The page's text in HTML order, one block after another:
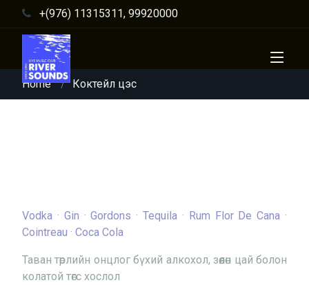
+(976) 11315311, 99920000
Home Коктейл цэс
Vodka · Gin · Gordons · Tequila · Rum Flor De Cana ·
Cointreau · Coca Cola
Таван төрлийн онцлог бүхий алкохол, зөөлөн цай болон
колатой төгс хослол